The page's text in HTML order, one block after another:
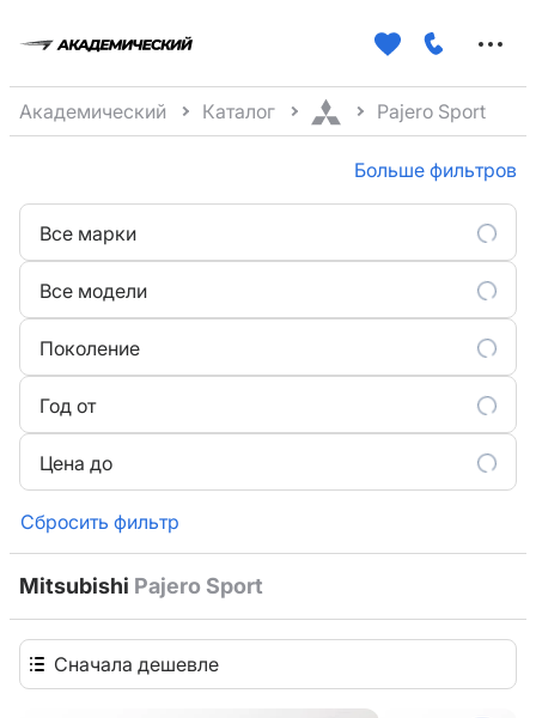
Академический Каталог Pajero Sport
Больше фильтров
Все марки
Все модели
Поколение
Год от
Цена до
Сбросить фильтр
Mitsubishi Pajero Sport
Сначала дешевле